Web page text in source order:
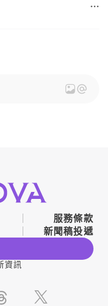
服務條款
新聞稿投遞
資訊